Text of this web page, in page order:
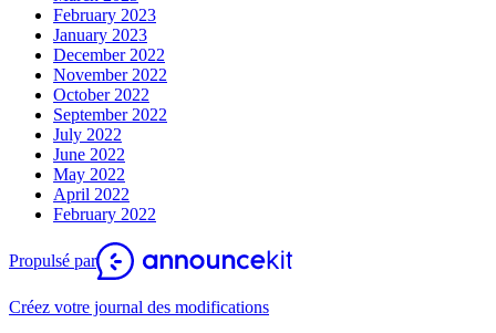
February 2023
January 2023
December 2022
November 2022
October 2022
September 2022
July 2022
June 2022
May 2022
April 2022
February 2022
Propulsé par
Créez votre journal des modifications